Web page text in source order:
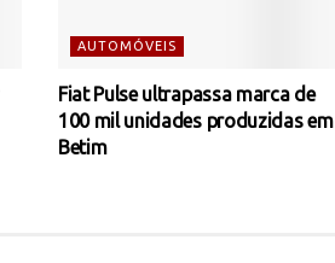
AUTOMÓVEIS
Fiat Pulse ultrapassa marca de
100 mil unidades produzidas em
Betim